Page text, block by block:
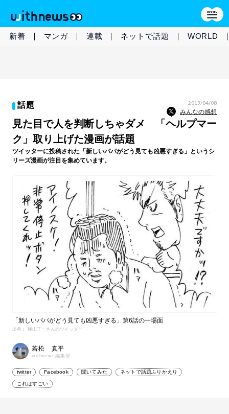
新着 マンガ 連載 ネットで話題 WORLD
話題 2019/04/08
みんなの感想
見た目で人を判断しちゃダメ 「ヘルプマー
ク」取り上げた漫画が話題
ツイッターに投稿された「新しいパパがどう見ても凶悪すぎる」というシ
リーズ漫画が注目を集めています。
「新しいパパがどう見ても凶悪すぎる」第6話の一場面
出典： 横山了一さんのツイッター
若松 真平
withnews編集部
twitter Facebook 聞いてみた ネットで話題ふりかえり
これはすごい